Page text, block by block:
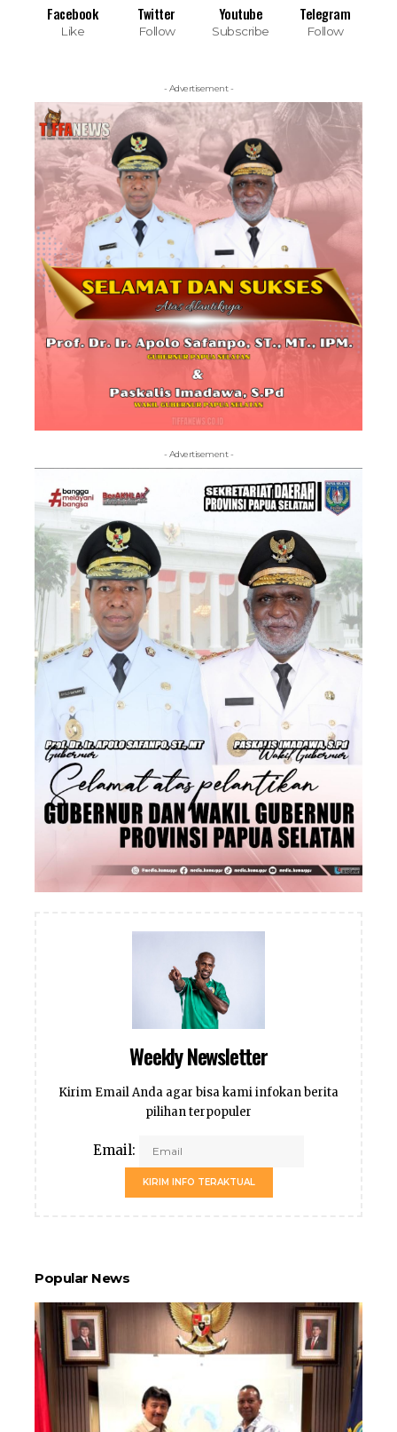
Facebook
Like
Twitter
Follow
Youtube
Subscribe
Telegram
Follow
- Advertisement -
- Advertisement -
Weekly Newsletter
Kirim Email Anda agar bisa kami infokan berita
pilihan terpopuler
Email:
KIRIM INFO TERAKTUAL
Popular News